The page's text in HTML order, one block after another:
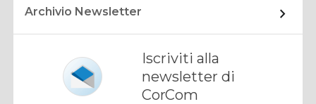
Archivio Newsletter
Iscriviti alla
newsletter di
CorCom